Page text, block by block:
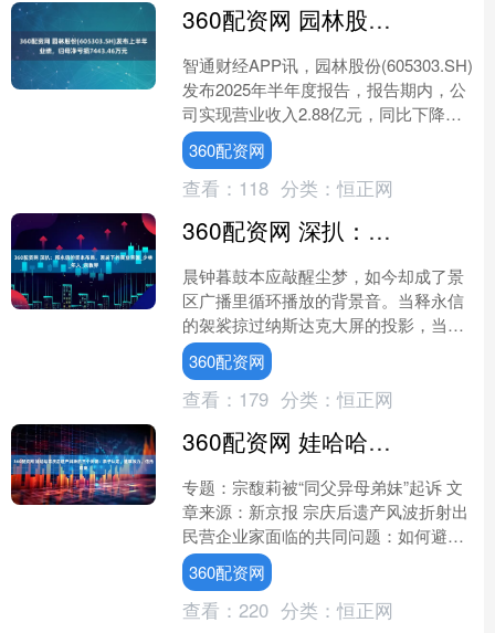
360配资网 园林股份(605303.SH)发布上半年业绩，归母净亏损7443.46万元
智通财经APP讯，园林股份(605303.SH)
发布2025年半年度报告，报告期内，公
司实现营业收入2.88亿元，同比下降
10.61%。归属于上市公司股东净亏损....
360配资网
查看： 118 分类： 恒正网
360配资网 深扒：释永信的资本布局，袈裟下的商业帝国_少林_年入_宗教界
晨钟暮鼓本应敲醒尘梦，如今却成了景
区广播里循环播放的背景音。当释永信
的袈裟掠过纳斯达克大屏的投影，当
"少林" 二字被注册成第 33 类啤酒商标，
这座承载着 1....
360配资网
查看： 179 分类： 恒正网
360配资网 娃哈哈宗庆后遗产纠纷的三个关键：亲子认定、遗嘱效力、信托瑕疵
专题：宗馥莉被“同父异母弟妹”起诉 文
章来源：新京报 宗庆后遗产风波折射出
民营企业家面临的共同问题：如何避免
潜在的风险，从而保证财富传承的平
稳、有序？ 文|《财....
360配资网
查看： 220 分类： 恒正网